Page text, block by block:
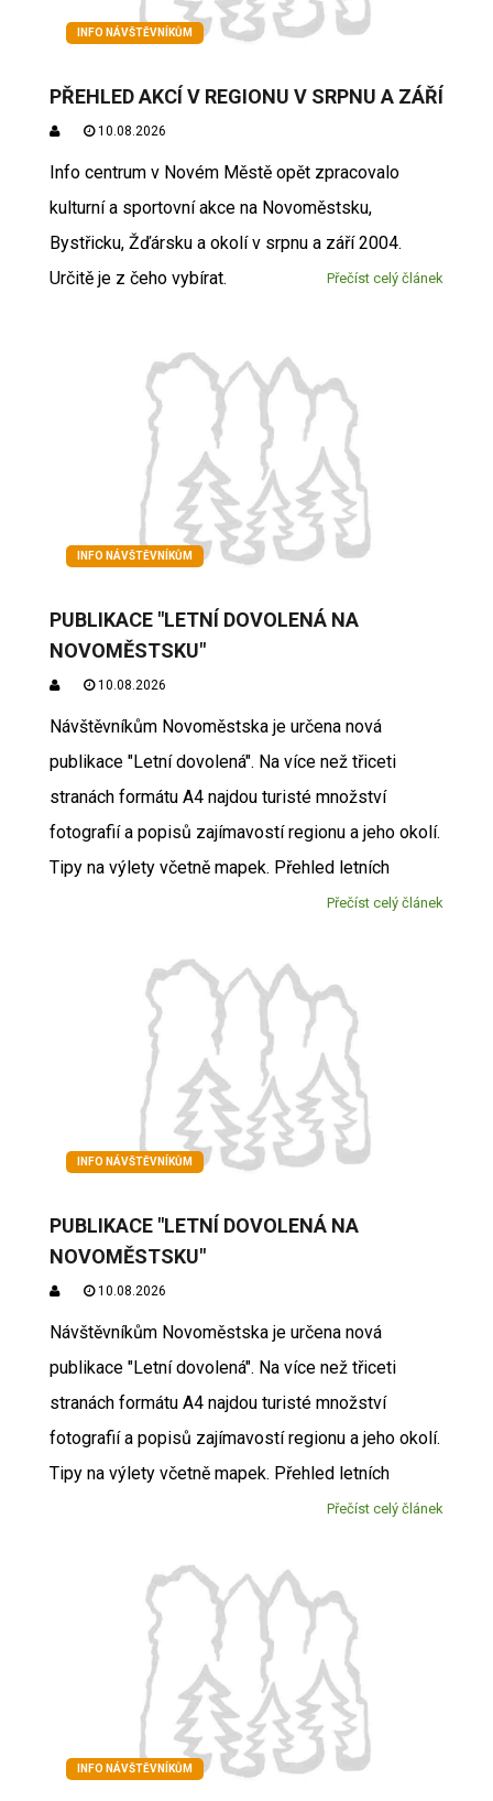
INFO NÁVŠTĚVNÍKŮM
PŘEHLED AKCÍ V REGIONU V SRPNU A ZÁŘÍ
10.08.2026
Info centrum v Novém Městě opět zpracovalo
kulturní a sportovní akce na Novoměstsku,
Bystřicku, Žďársku a okolí v srpnu a září 2004.
Určitě je z čeho vybírat.
Přečíst celý článek
INFO NÁVŠTĚVNÍKŮM
PUBLIKACE "LETNÍ DOVOLENÁ NA
NOVOMĚSTSKU"
10.08.2026
Návštěvníkům Novoměstska je určena nová
publikace "Letní dovolená". Na více než třiceti
stranách formátu A4 najdou turisté množství
fotografií a popisů zajímavostí regionu a jeho okolí.
Tipy na výlety včetně mapek. Přehled letních
Přečíst celý článek
INFO NÁVŠTĚVNÍKŮM
PUBLIKACE "LETNÍ DOVOLENÁ NA
NOVOMĚSTSKU"
10.08.2026
Návštěvníkům Novoměstska je určena nová
publikace "Letní dovolená". Na více než třiceti
stranách formátu A4 najdou turisté množství
fotografií a popisů zajímavostí regionu a jeho okolí.
Tipy na výlety včetně mapek. Přehled letních
Přečíst celý článek
INFO NÁVŠTĚVNÍKŮM